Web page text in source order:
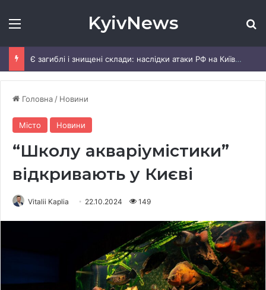
Меню KyivNews
Є загиблі і знищені склади: наслідки атаки РФ на Київщину
Головна / Новини
Місто Новини
“Школу акваріумістики”
відкривають у Києві
Vitalii Kaplia 22.10.2024 149